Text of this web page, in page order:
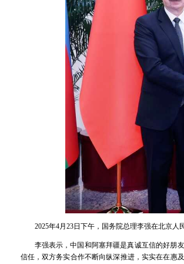
2025年4月23日下午，国务院总理李强在北京人
李强表示，中国和阿塞拜疆是真诚互信的好朋
信任，双方务实合作不断向纵深推进，实实在在惠